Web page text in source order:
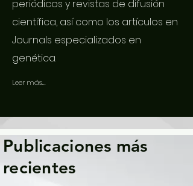
periódicos y revistas de difusión
científica, así como los artículos en
Journals especializados en
genética.
Leer más...
Publicaciones más
recientes